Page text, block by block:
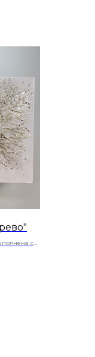
с
акриловые
смола.